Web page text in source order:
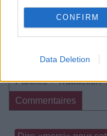
CONFIRM
Data Deletion
Paroles + Traduction
Commentaires